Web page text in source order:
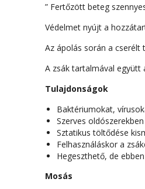
” Fertőzött beteg
Védelmet nyújt a
Az ápolás során a cserélt
A zsák tartalmával együtt
Tulajdonságok
Baktériumokat,
Szerves
Sztatikus töltődése
Felhasználáskor a
Hegeszthető, de
Mosás